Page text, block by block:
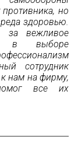
но
здоровью.
за вежливое
в выборе
сотрудник
нам на фирму,
все их